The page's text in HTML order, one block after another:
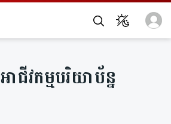
អាជីវកម្មបរិយាប័ន្ន